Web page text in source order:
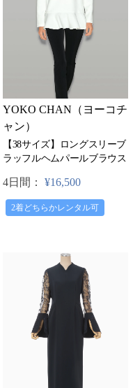
YOKO CHAN（ヨーコチ
ャン）
【38サイズ】ロングスリーブ
ラッフルヘムパールブラウス
4日間： ¥16,500
2着どちらかレンタル可